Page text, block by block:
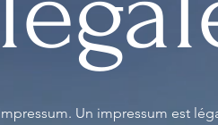
Un impressum est